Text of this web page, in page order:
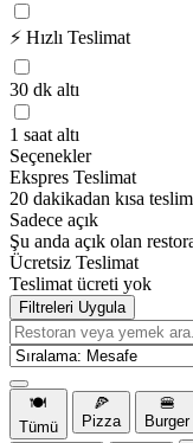
⚡ Hızlı Teslimat
30 dk altı
1 saat altı
Seçenekler
Ekspres Teslimat
20 dakikadan kısa
Sadece açık
Şu anda açık olan
Ücretsiz Teslimat
Teslimat ücreti yok
Filtreleri Uygula
🍽️
Tümü
🍕
Pizza
🍔
Burger